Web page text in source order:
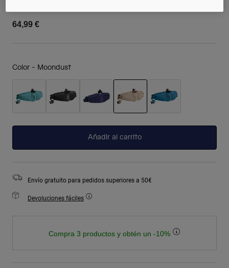
64,99 €
Color - Moondust
Añadir al carrito
Envío gratuito para pedidos superiores a 50€
Devoluciones fáciles
Compra 3 productos y obtén un -10%